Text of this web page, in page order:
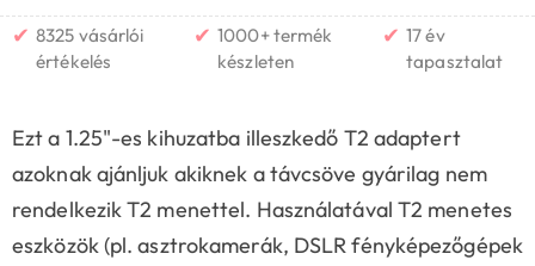
✔ 8325 vásárlói
értékelés
✔ 1000+ termék
készleten
✔ 17 év
tapasztalat
Ezt a 1.25"-es kihuzatba illeszkedő T2 adaptert
azoknak ajánljuk akiknek a távcsöve gyárilag nem
rendelkezik T2 menettel. Használatával T2 menetes
eszközök (pl. asztrokamerák, DSLR fényképezőgépek